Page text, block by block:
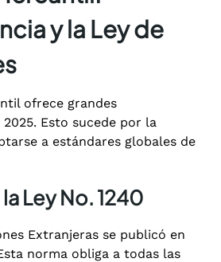
y la Ley de
ofrece grandes
Esto sucede por la
a estándares globales de
Ley No. 1240
Extranjeras se publicó en
norma obliga a todas las